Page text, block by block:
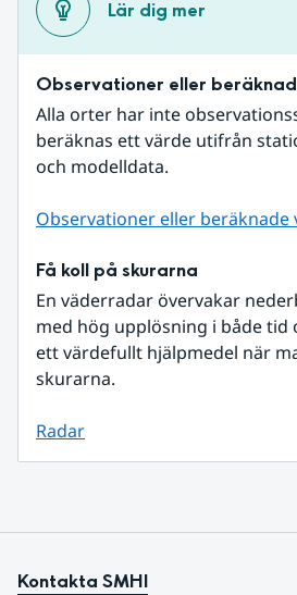
Lär dig mer
Observationer eller
Alla orter har inte
beräknas ett värde utifrån
och modelldata.
Observationer eller beräknade
Få koll på skurarna
En väderradar övervakar
med hög upplösning i både tid
ett värdefullt hjälpmedel när
skurarna.
Radar
Kontakta SMHI